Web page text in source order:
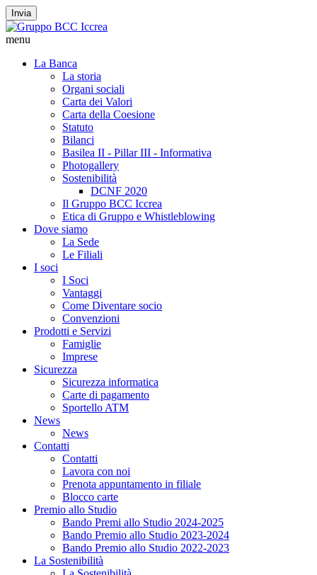
Invia
menu
La Banca
La storia
Organi sociali
Carta dei Valori
Carta della Coesione
Statuto
Bilanci
Basilea II - Pillar III - Informativa
Photogallery
Sostenibilità
DCNF 2020
Il Gruppo BCC Iccrea
Etica di Gruppo e Whistleblowing
Dove siamo
La Sede
Le Filiali
I soci
I Soci
Vantaggi
Come Diventare socio
Convenzioni
Prodotti e Servizi
Famiglie
Imprese
Sicurezza
Sicurezza informatica
Carte di pagamento
Sportello ATM
News
News
Contatti
Contatti
Lavora con noi
Prenota appuntamento in filiale
Blocco carte
Premio allo Studio
Bando Premi allo Studio 2024-2025
Bando Premio allo Studio 2023-2024
Bando Premio allo Studio 2022-2023
La Sostenibilità